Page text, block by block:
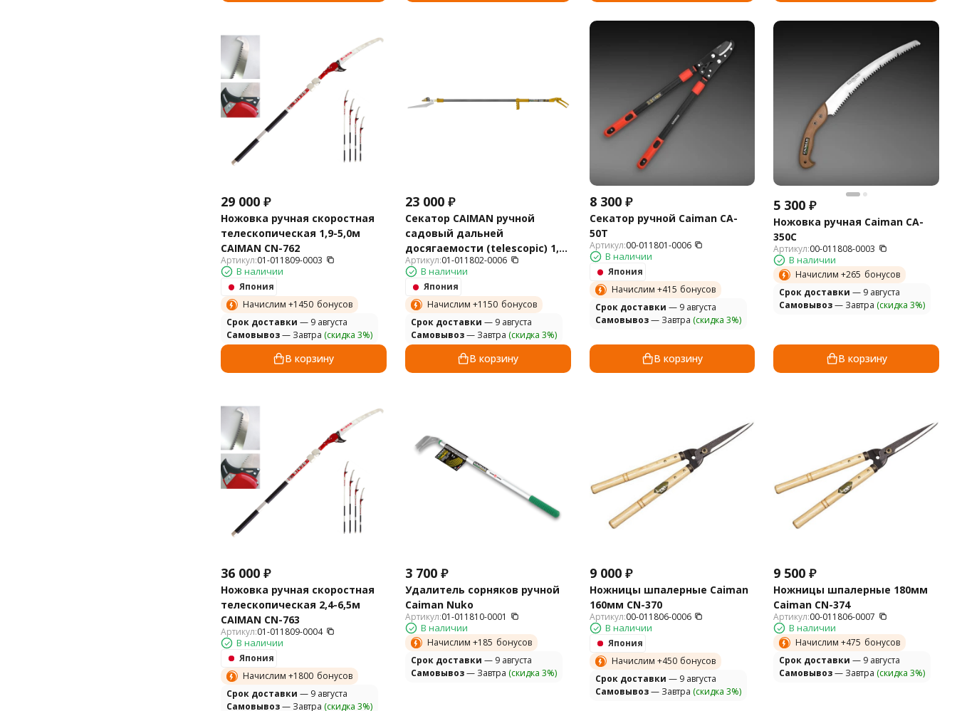
29 000 ₽
Ножовка ручная скоростная
телескопическая 1,9-5,0м
CAIMAN СN-762
Артикул:01-011809-0003
В наличии
Япония
Начислим +1450 бонусов
Cрок доставки — 9 августа
Самовывоз— Завтра (скидка 3%)
В корзину
23 000 ₽
Секатор CAIMAN ручной
садовый дальней
досягаемости (telescopic) 1,9-
3,3м СN-129
Артикул:01-011802-0006
В наличии
Япония
Начислим +1150 бонусов
Cрок доставки — 9 августа
Самовывоз— Завтра (скидка 3%)
В корзину
8 300 ₽
Секатор ручной Caiman CA-
50T
Артикул:00-011801-0006
В наличии
Япония
Начислим +415 бонусов
Cрок доставки — 9 августа
Самовывоз— Завтра (скидка 3%)
В корзину
5 300 ₽
Ножовка ручная Caiman CA-
350C
Артикул:00-011808-0003
В наличии
Начислим +265 бонусов
Cрок доставки — 9 августа
Самовывоз— Завтра (скидка 3%)
В корзину
36 000 ₽
Ножовка ручная скоростная
телескопическая 2,4-6,5м
CAIMAN СN-763
Артикул:01-011809-0004
В наличии
Япония
Начислим +1800 бонусов
Cрок доставки — 9 августа
Самовывоз— Завтра (скидка 3%)
3 700 ₽
Удалитель сорняков ручной
Caiman Nuko
Артикул:01-011810-0001
В наличии
Начислим +185 бонусов
Cрок доставки — 9 августа
Самовывоз— Завтра (скидка 3%)
9 000 ₽
Ножницы шпалерные Caiman
160мм CN-370
Артикул:00-011806-0006
В наличии
Япония
Начислим +450 бонусов
Cрок доставки — 9 августа
Самовывоз— Завтра (скидка 3%)
9 500 ₽
Ножницы шпалерные 180мм
Caiman CN-374
Артикул:00-011806-0007
В наличии
Начислим +475 бонусов
Cрок доставки — 9 августа
Самовывоз— Завтра (скидка 3%)